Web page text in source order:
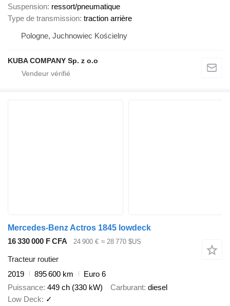
Suspension ressort/pneumatique
Type de transmission traction arrière
Pologne, Juchnowiec Kościelny
KUBA COMPANY Sp. z o.o
Mercedes-Benz Actros 1845 lowdeck
16 330 000 F CFA
24 900 € ≈ 28 770 $US
Tracteur routier
2019
895 600 km
Euro 6
Puissance 449 ch (330 kW) Carburant diesel
Low Deck
✓